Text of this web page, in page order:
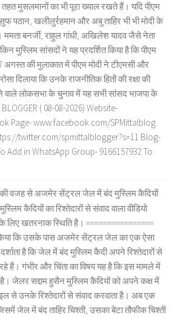
मुसलमानों का भी पूरा ख्याल रखते हैं। यदि पीएम
पठान, खलीलुर्रहमान और अबु ताहिर भी भी मोदी के
ममता बनर्जी, राहुल गांधी, अखिलेश यादव जैसे नेता
मुस्लिम सांसदों ने यह प्रदर्शित किया है कि पीएम
7 अगस्त की मुलाकात में पीएम मोदी ने टीएमसी और
दिलाया कि उनके राजनीतिक हितों की रक्षा की
वाले लोकसभा के चुनाव में यह सभी सांसद भाजपा के
BLOGGER ( 08-08-2026) Website-
Page- www.facebook.com/SPMittalblog
twitter.com/spmittalblogger?s=11 Blog-
Add in WhatsApp Group- 9166157932 To
की वजह से अजमेर सेंट्रल जेल में बंद मुस्लिम कैदियों
कैदियों का रिश्तेदारों से संवाद वाला वीडियो
खतरनाक स्थिति है। ================
कि उसके पास अजमेर सेंट्रल जेल का एक ऐसा
है कि जेल में बंद मुस्लिम कैदी अपने रिश्तेदारों से
हैं। गंभीर और चिंता का विषय यह है कि इस मामले में
जेलर सद्दाम हुसैन मुस्लिम कैदियों को अपने कक्ष में
से उनके रिश्तेदारों से संवाद करवाता है। अब एक
जेल में बंद ताहिर चिश्ती, उसका बेटा तौफीक चिश्ती